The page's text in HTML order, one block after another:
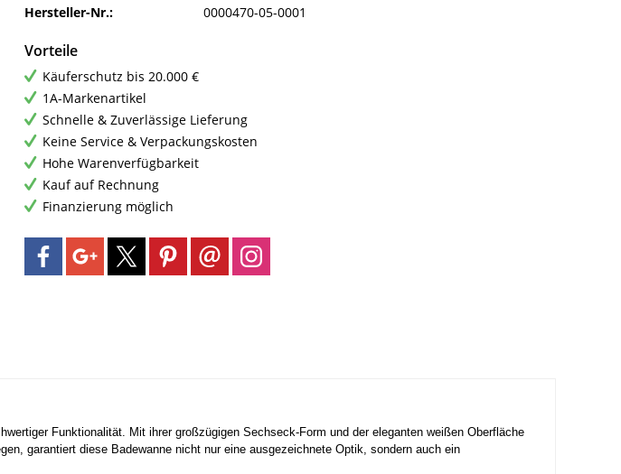
Hersteller-Nr.:
0000470-05-0001
Vorteile
Käuferschutz bis 20.000 €
1A-Markenartikel
Schnelle & Zuverlässige Lieferung
Keine Service & Verpackungskosten
Hohe Warenverfügbarkeit
Kauf auf Rechnung
Finanzierung möglich
Funktionalität. Mit ihrer großzügigen Sechseck-Form und der eleganten weißen Oberfläche
garantiert diese Badewanne nicht nur eine ausgezeichnete Optik, sondern auch ein